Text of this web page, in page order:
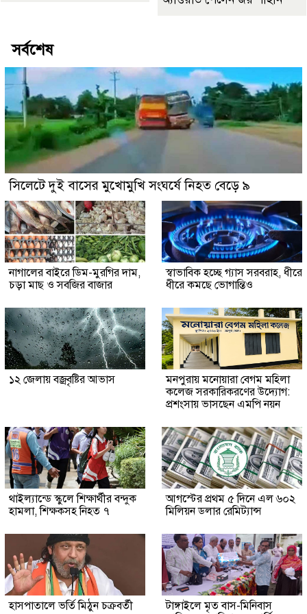
সর্বশেষ
সিলেটে দুই বাসের মুখোমুখি সংঘর্ষে নিহত বেড়ে ৯
নাগালের বাইরে ডিম-মুরগির দাম,
চড়া মাছ ও সবজির বাজার
স্বাভাবিক হচ্ছে গ্যাস সরবরাহ, ধীরে
ধীরে কমছে ভোগান্তিও
১২ জেলায় বজ্রবৃষ্টির আভাস
মনপুরায় মনোয়ারা বেগম মহিলা
কলেজ সরকারিকরণের উদ্যোগ:
প্রশংসায় ভাসছেন এমপি নয়ন
থাইল্যান্ডে স্কুলে শিক্ষার্থীর বন্দুক
হামলা, শিক্ষকসহ নিহত ৭
আগস্টের প্রথম ৫ দিনে এল ৬০২
মিলিয়ন ডলার রেমিট্যান্স
হাসপাতালে ভর্তি মিঠুন চক্রবর্তী
টাঙ্গাইলে মৃত বাস-মিনিবাস